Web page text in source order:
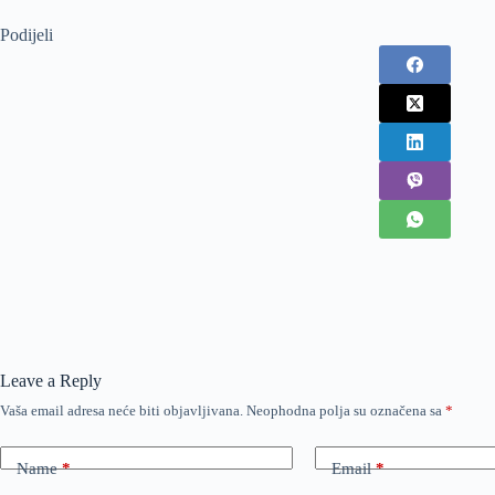
Podijeli
Leave a Reply
Vaša email adresa neće biti objavljivana. Neophodna polja su označena sa *
Name* Email*